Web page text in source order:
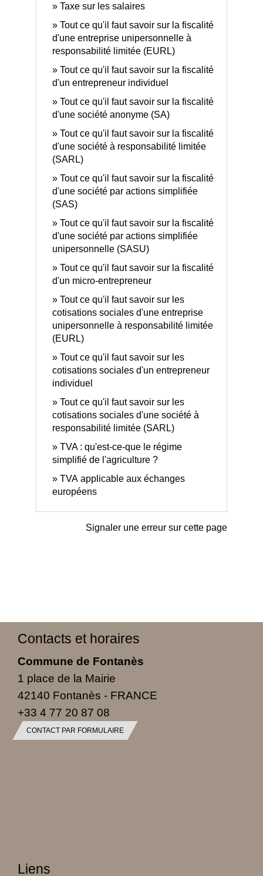
Taxe sur les salaires
Tout ce qu'il faut savoir sur la fiscalité
d'une entreprise unipersonnelle à
responsabilité limitée (EURL)
Tout ce qu'il faut savoir sur la fiscalité
d'un entrepreneur individuel
Tout ce qu'il faut savoir sur la fiscalité
d'une société anonyme (SA)
Tout ce qu'il faut savoir sur la fiscalité
d'une société à responsabilité limitée
(SARL)
Tout ce qu'il faut savoir sur la fiscalité
d'une société par actions simplifiée
(SAS)
Tout ce qu'il faut savoir sur la fiscalité
d'une société par actions simplifiée
unipersonnelle (SASU)
Tout ce qu'il faut savoir sur la fiscalité
d'un micro-entrepreneur
Tout ce qu'il faut savoir sur les
cotisations sociales d'une entreprise
unipersonnelle à responsabilité limitée
(EURL)
Tout ce qu'il faut savoir sur les
cotisations sociales d'un entrepreneur
individuel
Tout ce qu'il faut savoir sur les
cotisations sociales d'une société à
responsabilité limitée (SARL)
TVA : qu'est-ce-que le régime
simplifié de l'agriculture ?
TVA applicable aux échanges
européens
Signaler une erreur sur cette page
Contacts et horaires
Commune de Fontanès
1 place de la Mairie
42140 Fontanès - FRANCE
+33 4 77 20 87 08
CONTACT PAR FORMULAIRE
Liens